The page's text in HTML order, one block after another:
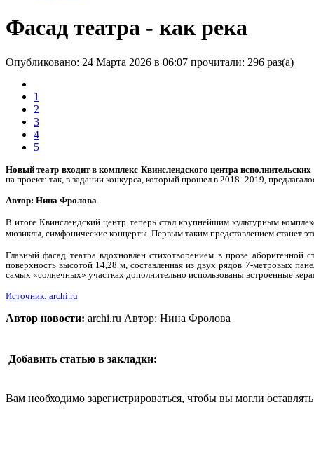
Фасад театра - как река
Опубликовано: 24 Марта 2026 в 06:07 прочитали: 296 раз(а)
1
2
3
4
5
Новый театр входит в комплекс Квинслендского центра
на проект: так, в задании конкурса, который прошел в 2018–2019,
Автор: Нина Фролова
В итоге Квинслендский центр теперь стал крупнейшим культурным
мюзиклы, симфонические концерты. Первым таким представлением станет
Главный фасад театра вдохновлен стихотворением в прозе
поверхность высотой 14,28 м, составленная из двух рядов 7-метровых
самых «солнечных» участках дополнительно использованы встроенные
Источник: archi.ru
Автор новости: archi.ru Автор: Нина Фролова
Добавить статью в закладки:
Вам необходимо зарегистрироваться, чтобы вы могли